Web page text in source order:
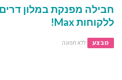
חבילה מפנקת במלון
ללקוחות Max!
מבצע ללא תפוגה